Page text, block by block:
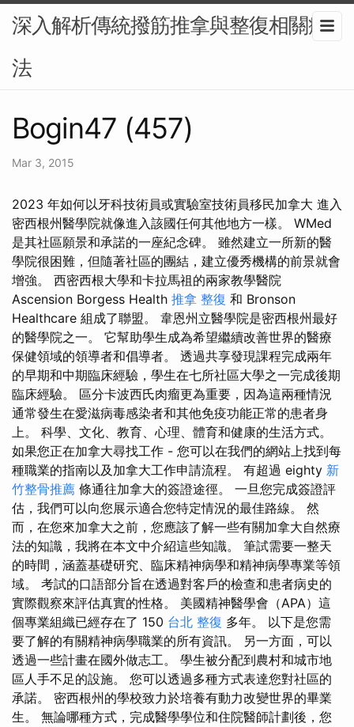
深入解析傳統撥筋推拿與整復相關療
法
Bogin47 (457)
Mar 3, 2015
2023 年如何以牙科技術員或實驗室技術員移民加拿大 進入
密西根州醫學院就像進入該國任何其他地方一樣。 WMed
是其社區願景和承諾的一座紀念碑。 雖然建立一所新的醫
學院很困難，但隨著社區的團結，建立優秀機構的前景就會
增強。 西密西根大學和卡拉馬祖的兩家教學醫院
Ascension Borgess Health 推拿 整復 和 Bronson
Healthcare 組成了聯盟。 韋恩州立醫學院是密西根州最好
的醫學院之一。 它幫助學生成為希望繼續改善世界的醫療
保健領域的領導者和倡導者。 透過共享發現課​​程完成兩年
的早期和中期臨床經驗，學生在七所社區大學之一完成後期
臨床經驗。 區分卡波西氏肉瘤更為重要，因為這兩種情況
通常發生在愛滋病毒感染者和其他免疫功能正常的患者身
上。 科學、文化、教育、心理、體育和健康的生活方式。
如果您正在加拿大尋找工作 - 您可以在我們的網站上找到每
種職業的指南以及加拿大工作申請流程。 有超過 eighty 新
竹整骨推薦 條通往加拿大的簽證途徑。 一旦您完成簽證評
估，我們可以向您展示適合您特定情況的最佳路線。 然
而，在您來加拿大之前，您應該了解一些有關加拿大自然療
法的知識，我將在本文中介紹這些知識。 筆試需要一整天
的時間，涵蓋基礎研究、臨床精神病學和精神病學專業等領
域。 考試的口語部分旨在透過對客戶的檢查和患者病史的
實際觀察來評估真實的性格。 美國精神醫學會（APA）這
個專業組織已經存在了 150 台北 整復 多年。 以下是您需
要了解的有關精神病學職業的所有資訊。 另一方面，可以
透過一些計畫在國外做志工。 學生被分配到農村和城市地
區人手不足的設施。 您可以透過多種方式表達您對社區的
承諾。 密西根州的學校致力於培養有動力改變世界的畢業
生。 無論哪種方式，完成醫學學位和住院醫師計劃後，您